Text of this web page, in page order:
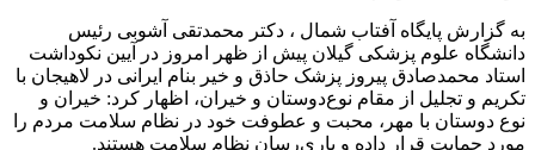
به گزارش پایگاه آفتاب شمال ، دکتر محمدتقی آشوبی رئیس
دانشگاه علوم پزشکی گیلان پیش از ظهر امروز در آیین نکوداشت
استاد محمدصادق پیروز پزشک حاذق و خیر بنام ایرانی در لاهیجان با
تکریم و تجلیل از مقام نوع‌دوستان و خیران، اظهار کرد: خیران و
نوع دوستان با مهر، محبت و عطوفت خود در نظام سلامت مردم را
مورد حمایت قرار داده و یاری‌رسان نظام سلامت هستند.